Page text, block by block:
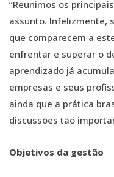
“Reunimos os
assunto. Infelizmente,
que comparecem a
enfrentar e superar o
aprendizado já
empresas e seus
ainda que a prática
discussões tão
Objetivos da gestão